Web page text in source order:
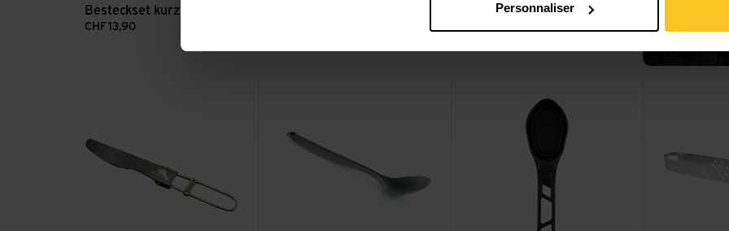
Personnaliser
Besteckset kurz
CHF 13,90
Lire plus: